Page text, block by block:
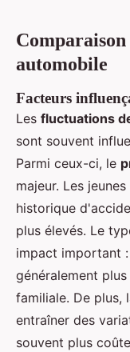
automobile
Facteurs
Les fluctuations
sont souvent
Parmi ceux-ci, le
majeur. Les
historique
plus élevés. Le
impact important
généralement
familiale. De plus,
entraîner des
souvent plus